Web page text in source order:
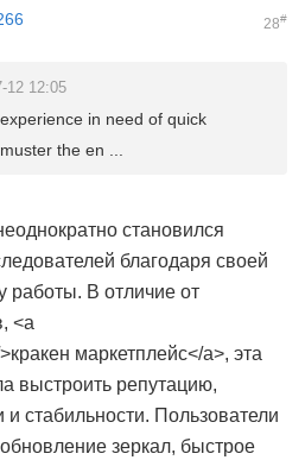
28#
12 12:05
in need of quick
the en ...
становился
благодаря своей
работы. В отличие от
<a
маркетплейс</a>, эта
выстроить репутацию,
стабильности. Пользователи
зеркал, быстрое